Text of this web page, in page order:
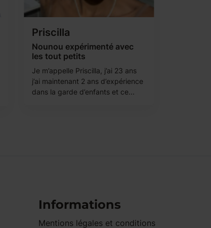
Priscilla
Nounou expérimenté avec
les tout petits
Je m’appelle Priscilla, j’ai 23 ans
j’ai maintenant 2 ans d’expérience
dans la garde d’enfants et ce...
Informations
Mentions légales et conditions